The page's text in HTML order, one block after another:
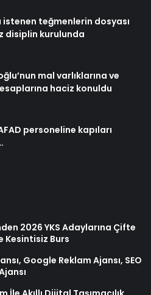
istenen teğmenlerin dosyası
disiplin kurulunda
mal varlıklarına ve
haciz konuldu
personeline kapıları
2026 YKS Adaylarına Çifte
Kesintisiz Burs
Google Reklam Ajansı, SEO